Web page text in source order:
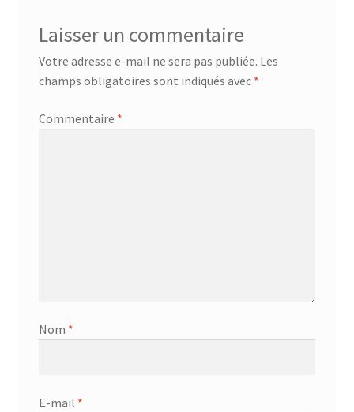
Laisser un commentaire
Votre adresse e-mail ne sera pas publiée. Les
champs obligatoires sont indiqués avec *
Commentaire *
Nom *
E-mail *